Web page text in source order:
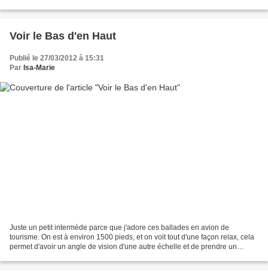
Voir le Bas d'en Haut
Publié le 27/03/2012 à 15:31
Par Isa-Marie
Juste un petit intermède parce que j'adore ces ballades en avion de
tourisme. On est à environ 1500 pieds, et on voit tout d'une façon relax, cela
permet d'avoir un angle de vision d'une autre échelle et de prendre un